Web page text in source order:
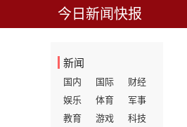
今日新闻快报
新闻
国内 国际
财经
娱乐
体育
军事
教育
游戏
科技